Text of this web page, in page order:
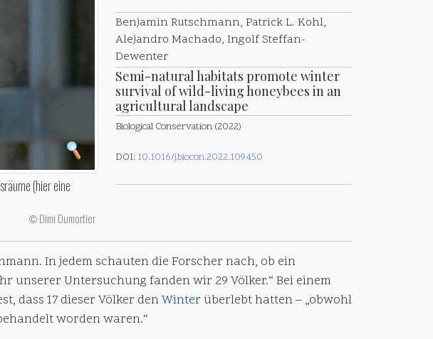
(hier eine
©Dimi Dumortier
Benjamin Rutschmann, Patrick L. Kohl,
Alejandro Machado, Ingolf Steffan-
Dewenter
Semi-natural habitats promote winter
survival of wild-living honeybees in an
agricultural landscape
Biological Conservation (2022)
DOI: 10.1016/j.biocon.2022.109450
In jedem schauten die Forscher nach, ob ein
unserer Untersuchung fanden wir 29 Völker.“ Bei einem
dass 17 dieser Völker denWinter überlebt hatten – „obwohl
worden waren.“